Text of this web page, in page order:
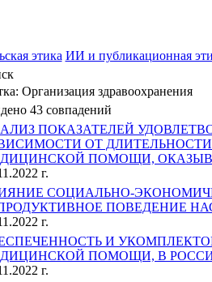
этика ИИ и публикационная
Организация здравоохранения
43 совпадений
ПОКАЗАТЕЛЕЙ
ОТ
ПОМОЩИ,
г.
СОЦИАЛЬНО-
ПОВЕДЕНИЕ
г.
И
ПОМОЩИ, В
г.